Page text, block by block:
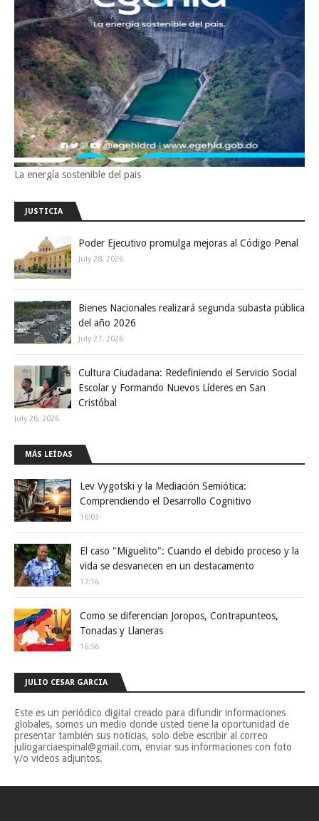
La energía sostenible del pais
JUSTICIA
Poder Ejecutivo promulga mejoras al Código Penal
July 28, 2026
Bienes Nacionales realizará segunda subasta pública
del año 2026
July 27, 2026
Cultura Ciudadana: Redefiniendo el Servicio Social
Escolar y Formando Nuevos Líderes en San
Cristóbal
July 26, 2026
MÁS LEÍDAS
Lev Vygotski y la Mediación Semiótica:
Comprendiendo el Desarrollo Cognitivo
16:03
El caso "Miguelito": Cuando el debido proceso y la
vida se desvanecen en un destacamento
17:16
Como se diferencian Joropos, Contrapunteos,
Tonadas y Llaneras
16:56
JULIO CESAR GARCIA
Este es un periódico digital creado para difundir informaciones
globales, somos un medio donde usted tiene la oportunidad de
presentar también sus noticias, solo debe escribir al correo
juliogarciaespinal@gmail.com, enviar sus informaciones con foto
y/o videos adjuntos.